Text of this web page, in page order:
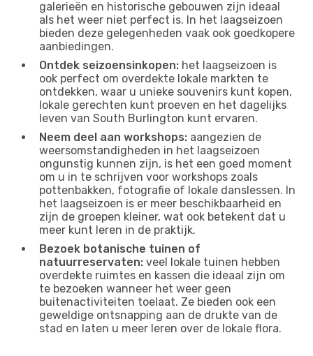
galerieën en historische gebouwen zijn ideaal
als het weer niet perfect is. In het laagseizoen
bieden deze gelegenheden vaak ook goedkopere
aanbiedingen.
Ontdek seizoensinkopen: het laagseizoen is
ook perfect om overdekte lokale markten te
ontdekken, waar u unieke souvenirs kunt kopen,
lokale gerechten kunt proeven en het dagelijks
leven van South Burlington kunt ervaren.
Neem deel aan workshops: aangezien de
weersomstandigheden in het laagseizoen
ongunstig kunnen zijn, is het een goed moment
om u in te schrijven voor workshops zoals
pottenbakken, fotografie of lokale danslessen. In
het laagseizoen is er meer beschikbaarheid en
zijn de groepen kleiner, wat ook betekent dat u
meer kunt leren in de praktijk.
Bezoek botanische tuinen of
natuurreservaten: veel lokale tuinen hebben
overdekte ruimtes en kassen die ideaal zijn om
te bezoeken wanneer het weer geen
buitenactiviteiten toelaat. Ze bieden ook een
geweldige ontsnapping aan de drukte van de
stad en laten u meer leren over de lokale flora.